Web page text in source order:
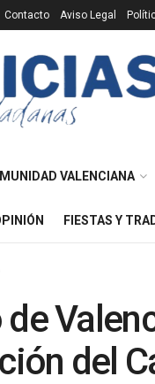
Contacto Aviso Legal
VALENCIANA
FIESTAS Y
del